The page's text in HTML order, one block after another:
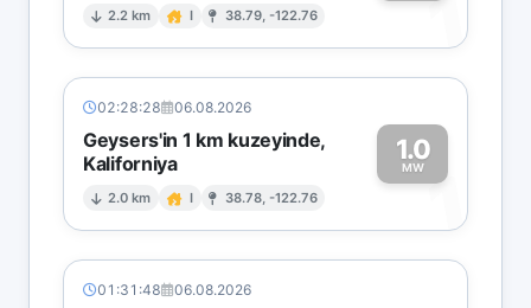
2.2 km I 38.79, -122.76 1
02:28:28 06.08.2026
Geysers'in 1 km kuzeyinde,
Kaliforniya
2.0 km I 38.78, -122.76
1.0
MW1
01:31:48 06.08.2026